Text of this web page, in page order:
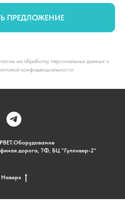
ПРЕДЛОЖЕНИЕ
на обработку персональных данных и
конфиденциальности
дорога, 7Ф, БЦ "Гулливер-2"
Наверх